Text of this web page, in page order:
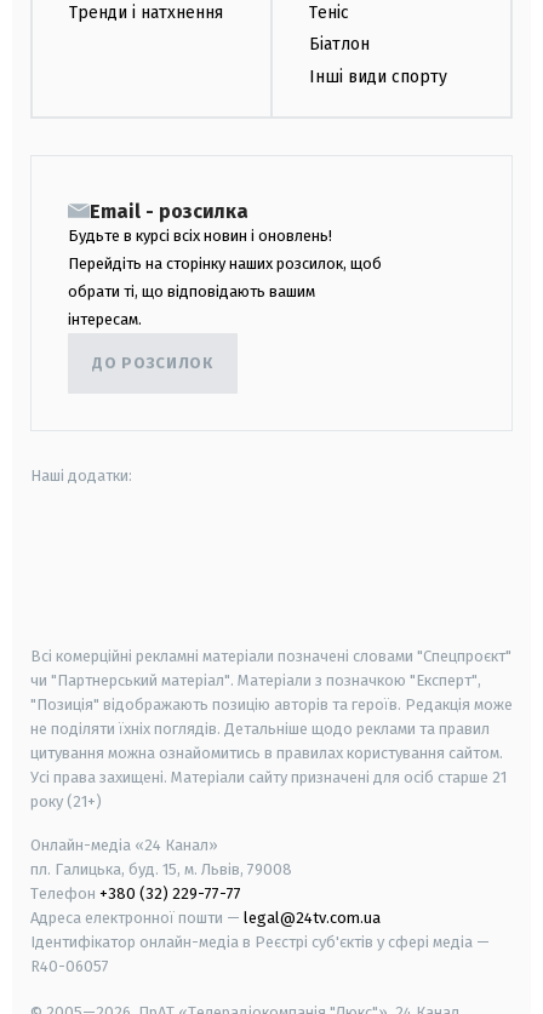
Тренди і натхнення
Теніс
Біатлон
Інші види спорту
Email - розсилка
Будьте в курсі всіх новин і оновлень!
Перейдіть на сторінку наших розсилок, щоб
обрати ті, що відповідають вашим
інтересам.
ДО РОЗСИЛОК
Наші додатки:
Всі комерційні рекламні матеріали позначені словами "Спецпроєкт"
чи "Партнерський матеріал". Матеріали з позначкою "Експерт",
"Позиція" відображають позицію авторів та героїв. Редакція може
не поділяти їхніх поглядів. Детальніше щодо реклами та правил
цитування можна ознайомитись в правилах користування сайтом.
Усі права захищені. Матеріали сайту призначені для осіб старше 21
року (21+)
Онлайн-медіа «24 Канал»
пл. Галицька, буд. 15, м. Львів, 79008
Телефон +380 (32) 229-77-77
Адреса електронної пошти — legal@24tv.com.ua
Ідентифікатор онлайн-медіа в Реєстрі суб'єктів у сфері медіа —
R40-06057